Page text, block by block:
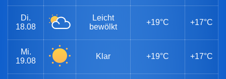
Di.
18.08
Leicht
bewölkt
+19°C +17°C
Mi.
19.08
Klar +19°C +17°C